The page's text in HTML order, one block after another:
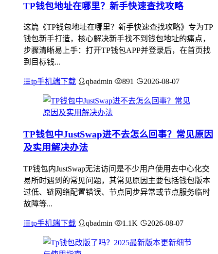
TP钱包地址在哪里？新手快速查找攻略
这篇《TP钱包地址在哪里？新手快速查找攻略》专为TP
钱包新手打造，核心解决新手找不到钱包地址的痛点，
步骤清晰易上手：打开TP钱包APP并登录后，在首页找
到目标钱...
tp手机端下载 qbadmin 891 2026-08-07
TP钱包中JustSwap进不去怎么回事？常见原因
及实用解决办法
TP钱包内JustSwap无法访问是不少用户使用去中心化交
易所时遇到的常见问题，其常见原因主要包括钱包版本
过低、链网络配置错误、节点同步异常或节点服务临时
故障等...
tp手机端下载 qbadmin 1.1K 2026-08-07